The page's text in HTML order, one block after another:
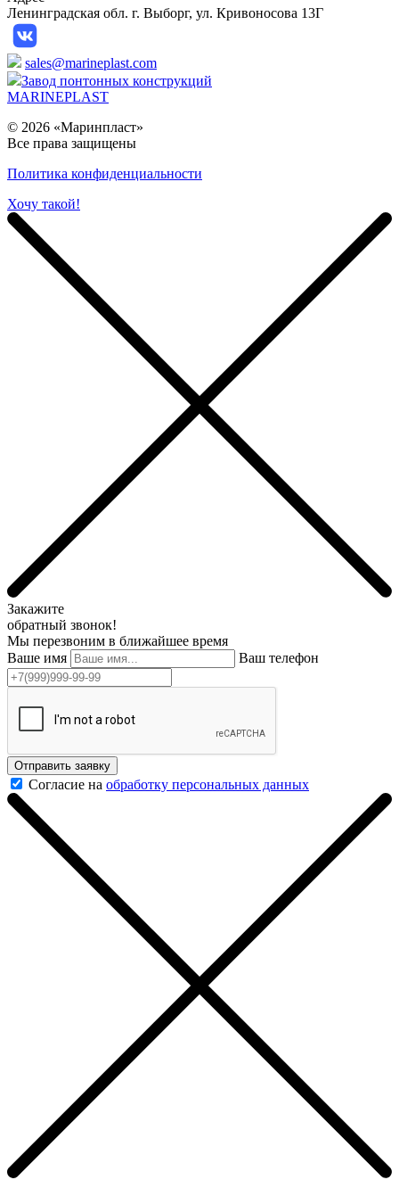
Ленинградская обл. г. Выборг, ул. Кривоносова 13Г
sales@marineplast.com
Завод понтонных конструкций
MARINEPLAST
© 2026 «Маринпласт»
Все права защищены️
Политика конфиденциальности
Хочу такой!
Закажите
обратный звонок!
Мы перезвоним в ближайшее время
Ваше имя
Ваш телефон
Отправить заявку
Согласие на обработку персональных данных